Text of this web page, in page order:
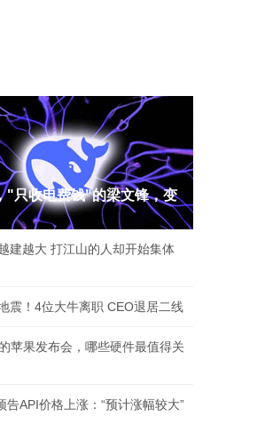
"只收电费钱"的梁文锋，变
建越大 打江山的人却开始集体
震！4位大牛离职 CEO退居二线
苹果发布会，哪些硬件最值得关
告API价格上涨：“预计涨幅较大”